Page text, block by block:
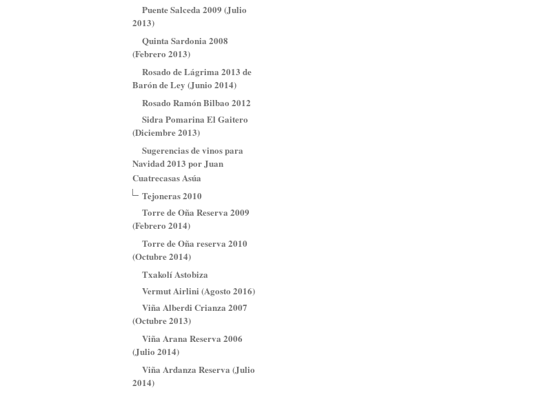
Puente Salceda 2009 (Julio
2013)
Quinta Sardonia 2008
(Febrero 2013)
Rosado de Lágrima 2013 de
Barón de Ley (Junio 2014)
Rosado Ramón Bilbao 2012
Sidra Pomarina El Gaitero
(Diciembre 2013)
Sugerencias de vinos para
Navidad 2013 por Juan
Cuatrecasas Asúa
Tejoneras 2010
Torre de Oña Reserva 2009
(Febrero 2014)
Torre de Oña reserva 2010
(Octubre 2014)
Txakolí Astobiza
Vermut Airlini (Agosto 2016)
Viña Alberdi Crianza 2007
(Octubre 2013)
Viña Arana Reserva 2006
(Julio 2014)
Viña Ardanza Reserva (Julio
2014)